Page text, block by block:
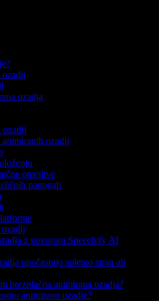
ozadja
ozadij
animiranih ozadij
omejitve
panogah
z govorom Speechify AI
upočasnijo spletno stran ali
brezplačna animirana ozadja?
animirano ozadje?